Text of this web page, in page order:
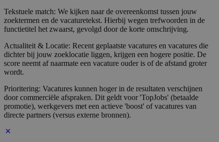
Tekstuele match: We kijken naar de overeenkomst tussen jouw
zoektermen en de vacaturetekst. Hierbij wegen trefwoorden in de
functietitel het zwaarst, gevolgd door de korte omschrijving.
Actualiteit & Locatie: Recent geplaatste vacatures en vacatures die
dichter bij jouw zoeklocatie liggen, krijgen een hogere positie. De
score neemt af naarmate een vacature ouder is of de afstand groter
wordt.
Prioritering: Vacatures kunnen hoger in de resultaten verschijnen
door commerciële afspraken. Dit geldt voor 'TopJobs' (betaalde
promotie), werkgevers met een actieve 'boost' of vacatures van
directe partners (versus externe bronnen).